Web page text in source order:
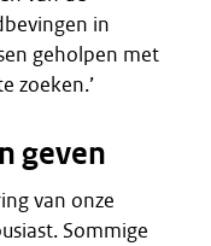
in
geholpen met
zoeken.’
geven
van onze
Sommige